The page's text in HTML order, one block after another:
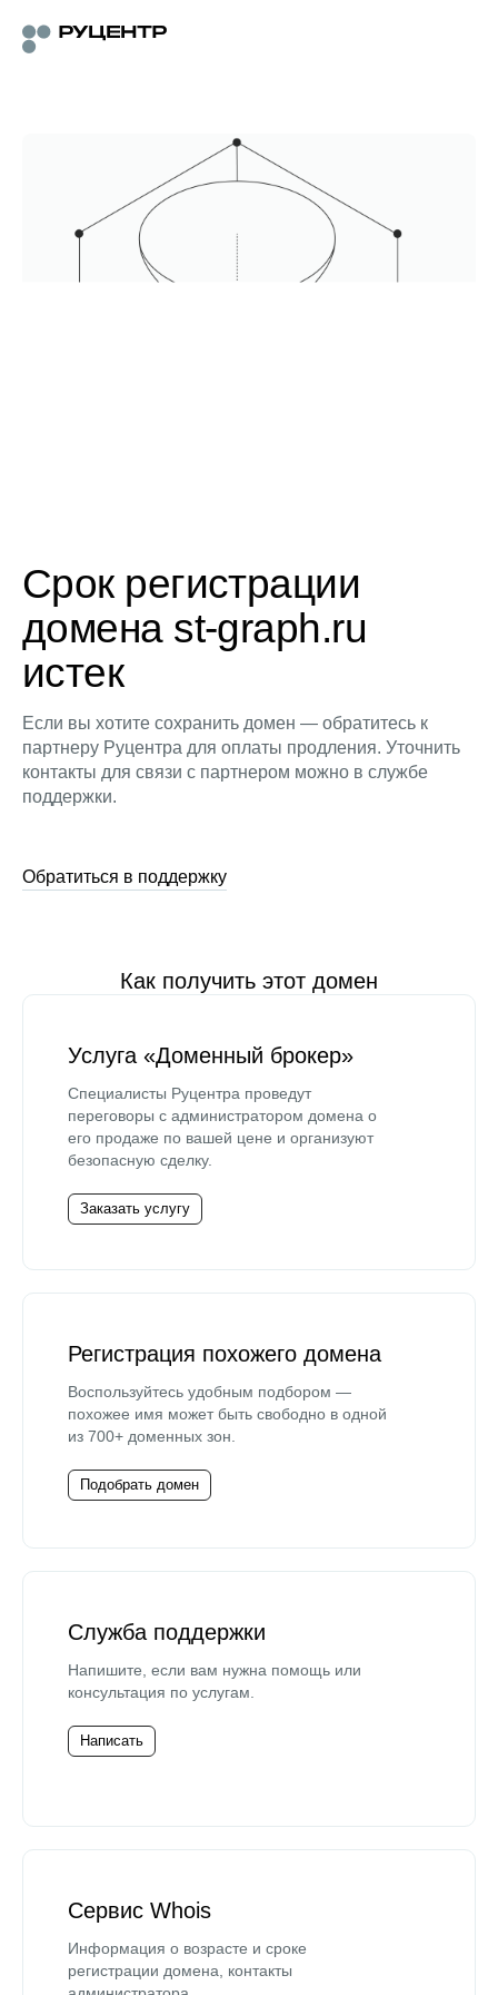
Срок регистрации
домена st-graph.ru
истек
Если вы хотите сохранить домен — обратитесь к
партнеру Руцентра для оплаты продления. Уточнить
контакты для связи с партнером можно в службе
поддержки.
Обратиться в поддержку
Как получить этот домен
Услуга «Доменный брокер»
Специалисты Руцентра проведут
переговоры с администратором домена о
его продаже по вашей цене и организуют
безопасную сделку.
Заказать услугу
Регистрация похожего домена
Воспользуйтесь удобным подбором —
похожее имя может быть свободно в одной
из 700+ доменных зон.
Подобрать домен
Служба поддержки
Напишите, если вам нужна помощь или
консультация по услугам.
Написать
Сервис Whois
Информация о возрасте и сроке
регистрации домена, контакты